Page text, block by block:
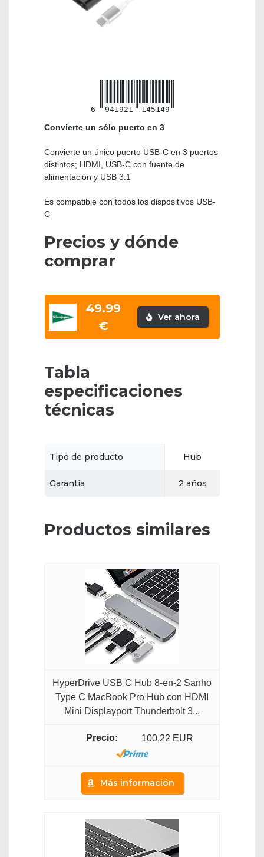
6 941921 145149
Convierte un sólo puerto en 3
Convierte un único puerto USB-C en 3 puertos
distintos; HDMI, USB-C con fuente de
alimentación y USB 3.1
Es compatible con todos los dispositivos USB-
C
Precios y dónde
comprar
49.99
€
Ver ahora
Tabla
especificaciones
técnicas
Tipo de producto Hub
Garantía 2 años
Productos similares
HyperDrive USB C Hub 8-en-2 Sanho
Type C MacBook Pro Hub con HDMI
Mini Displayport Thunderbolt 3...
100,22 EUR
Más información